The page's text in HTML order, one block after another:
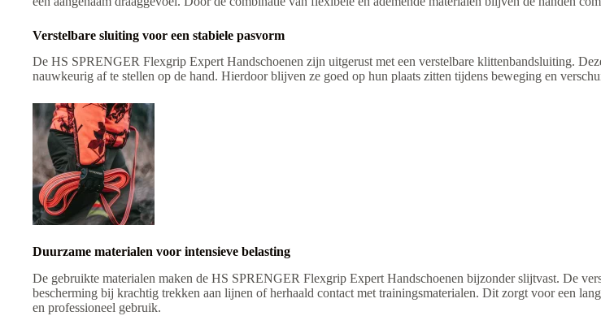
Verstelbare sluiting voor een stabiele pasvorm
De HS SPRENGER Flexgrip Expert Handschoenen zijn uitgerust met een verstelbare klittenbandsluiting.
nauwkeurig af te stellen op de hand. Hierdoor blijven ze goed op hun plaats zitten tijdens beweging en
Duurzame materialen voor intensieve belasting
De gebruikte materialen maken de HS SPRENGER Flexgrip Expert Handschoenen bijzonder slijtvast. De
bescherming bij krachtig trekken aan lijnen of herhaald contact met trainingsmaterialen. Dit zorgt voor een
en professioneel gebruik.